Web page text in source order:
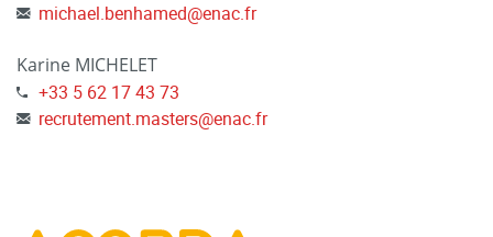
michael.benhamed@enac.fr
Karine MICHELET
+33 5 62 17 43 73
recrutement.masters@enac.fr